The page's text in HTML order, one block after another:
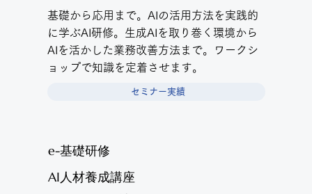
基礎から応用まで。AIの活用方法を実践的
に学ぶAI研修。生成AIを取り巻く環境から
AIを活かした業務改善方法まで。ワークシ
ョップで知識を定着させます。
セミナー実績
e-基礎研修
AI人材養成講座